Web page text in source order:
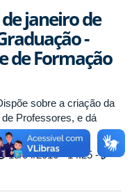
de janeiro de
-
de Formação
sobre a criação da
Professores, e dá
13/04/2016 - 14:25 -